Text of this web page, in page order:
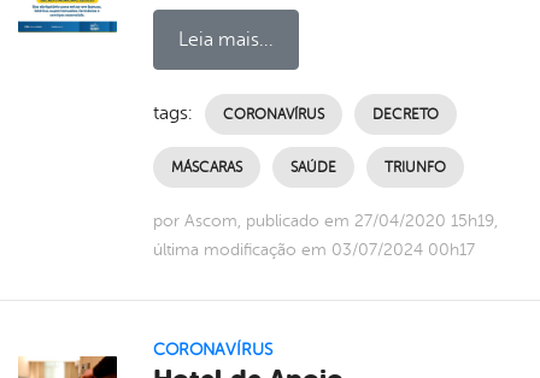
Leia mais...
tags: CORONAVÍRUS DECRETO
MÁSCARAS SAÚDE TRIUNFO
por Ascom, publicado em 27/04/2020 15h19,
última modificação em 03/07/2024 00h17
CORONAVÍRUS